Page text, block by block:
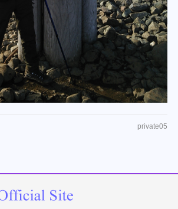
private05